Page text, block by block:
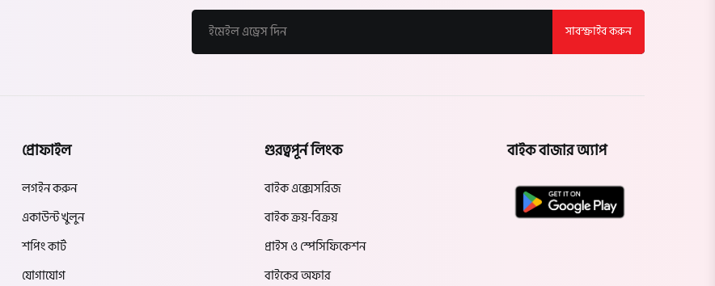
সাবস্ক্রাইব করুন
প্রোফাইল
লগইন করুন
একাউন্ট খুলুন
শপিং কার্ট
যোগাযোগ
গুরত্বপূর্ন লিংক
বাইক এক্সেসরিজ
বাইক ক্রয়-বিক্রয়
প্রাইস ও স্পেসিফিকেশন
বাইকের অফার
বাইক বাজার অ্যাপ